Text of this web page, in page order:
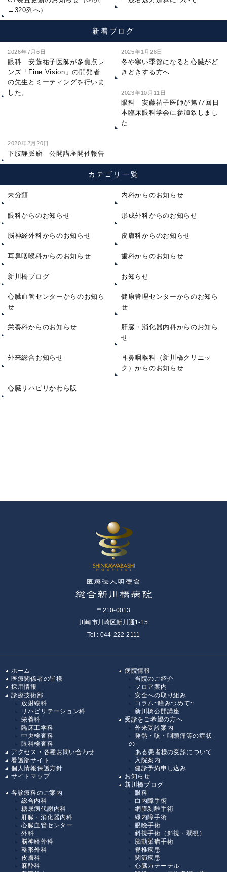
→320列へ）
新着ブログ
2026年7月6日
眼科 安藤祐子医師が多焦点レ
ンズ「Fine Vision」の開発者
の先生とミーティングを行いま
した。
2025年1月28日
冬や寒い季節になると心臓がど
きどきする方へ
2023年10月11日
眼科 安藤祐子医師が第77回日
本臨床眼科学会に参加致しまし
た
2020年2月20日
下肢静脈瘤 公開講座開催報告
カテゴリ一覧
未分類 内科からのお知らせ
眼科からのお知らせ 形成外科からのお知らせ
脳神経外科からのお知らせ 皮膚科からのお知らせ
耳鼻咽喉科からのお知らせ 歯科からのお知らせ
新川橋ブログ お知らせ
心臓血管センターからのお知ら
せ
健康管理センターからのお知ら
せ
栄養科からのお知らせ
肝臓・消化器内科からのお知ら
せ
外来総合お知らせ
耳鼻咽喉科（新川橋クリニッ
ク）からのお知らせ
心臓リハビリかわら版
〒210-0013
川崎市川崎区新川通1-15
Tel : 044-222-2111
ホーム
医療関係者の皆様
採用情報
診療技術部
放射線科
リハビリテーション科
栄養科
臨床工学科
中央検査科
眼科検査科
アクセス・各種お問い合わせ
看護部サイト
個人情報保護方針
サイトマップ
病院情報
当院のご紹介
フロア案内
安全への取り組み
コラム~瞳みつめて~
新川橋公開講座
受診をご希望の方へ
外来受診案内
発熱・咳・咽頭痛等の症状
の
ある患者様の受診について
入院案内
健診予約申し込み
お知らせ
新川橋ブログ
各診療科のご案内
総合内科
糖尿病代謝内科
肝臓・消化器内科
心臓血管センター
外科
脳神経外科
整形外科
皮膚科
麻酔科
眼科
白内障手術
網膜剝離手術
緑内障手術
眼瞼手術
斜視手術（斜視・弱視）
脳動脈瘤手術
脊椎疾患
関節疾患
心臓カテーテル